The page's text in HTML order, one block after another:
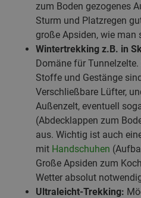
zum Boden gezogenes
Sturm und Platzregen
große Apsiden, wie man
Wintertrekking z.B. in
Domäne für
Stoffe und Gestänge
Verschließbare Lüfter,
Außenzelt, eventuell
(Abdecklappen zum
aus. Wichtig ist auch
mit Handschuhen
Große Apsiden zum
Wetter absolut
Ultraleicht-Trekking: